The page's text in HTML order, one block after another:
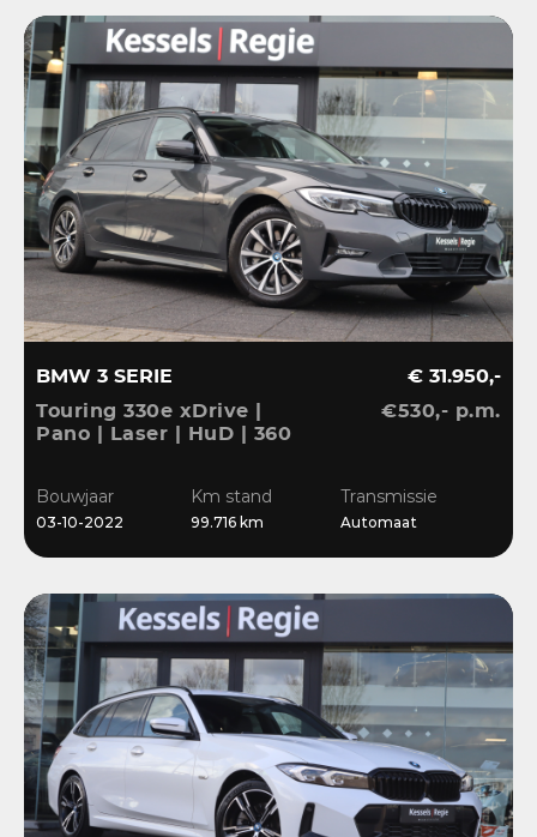
BMW 3 SERIE
Touring 330e xDrive |
Pano | Laser | HuD | 360
Dravit
€ 31.950,-
€530,- p.m.
Bouwjaar
03-10-2022
Km stand
99.716 km
Transmissie
Automaat